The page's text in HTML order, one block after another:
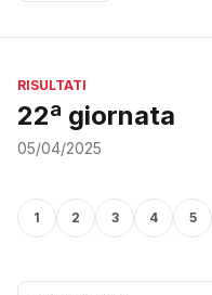
RISULTATI
22ª giornata
05/04/2025
1 2 3 4 5